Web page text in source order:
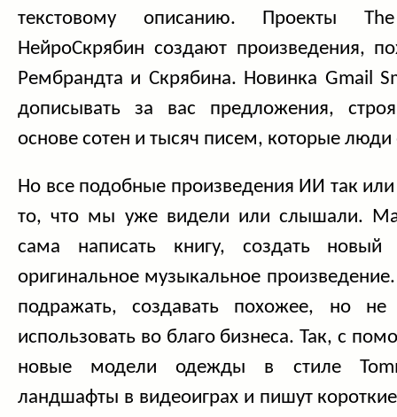
текстовому описанию. Проекты
НейроСкрябин создают произведения,
Рембрандта и Скрябина. Новинка Gmail
дописывать за вас предложения,
основе сотен и тысяч писем, которые
Но все подобные произведения ИИ так
то, что мы уже видели или слышали.
сама написать книгу, создать
оригинальное музыкальное
подражать, создавать похожее, но
использовать во благо бизнеса. Так, с
новые модели одежды в стиле
ландшафты в видеоиграх и пишут